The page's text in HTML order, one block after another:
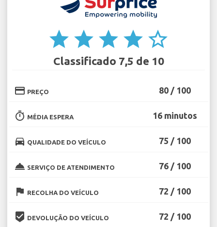
star star star star star_border
Classificado 7,5 de 10
credit_card PREÇO 80 / 100
timer MÉDIA ESPERA 16 minutos
directions_car QUALIDADE DO VEÍCULO 75 / 100
room_service SERVIÇO DE ATENDIMENTO 76 / 100
flag RECOLHA DO VEÍCULO 72 / 100
beenhere DEVOLUÇÃO DO VEÍCULO 72 / 100